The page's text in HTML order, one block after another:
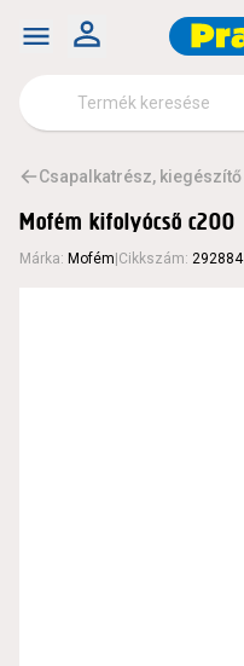
Csapalkatrész, kiegészítő
Mofém kifolyócső c200
Márka: Mofém Cikkszám: 292884